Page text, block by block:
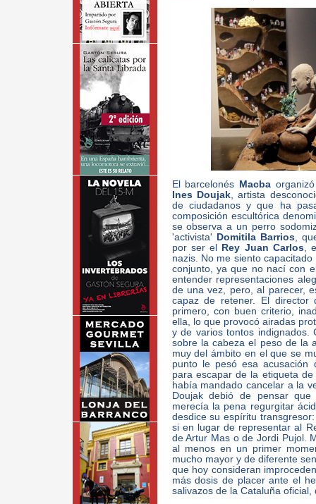
El barcelonés Macba
Ines Doujak, artista
de ciudadanos y que ha
composición escultórica
se observa a un perro
'activista'
Domitila Barrios,
por ser el
Rey Juan Carlos,
nazis. No me siento
conjunto, ya que no nací con
entender representaciones
de una vez, pero, al parecer,
capaz de retener. El
primero, con buen criterio,
ella, lo que provocó airadas
y de varios tontos
sobre la cabeza el peso de la
muy del ámbito en el que se
punto le pesó esa acusación
para escapar de la etiqueta
había mandado cancelar a la
Doujak debió de pensar
merecía la pena regurgitar
desdice su espíritu
si en lugar de representar al
de Artur Mas o de Jordi Pujol.
al menos en un primer
mucho mayor y de diferente
que hoy consideran
más dosis de placer ante el
salivazos de la Cataluña oficial,